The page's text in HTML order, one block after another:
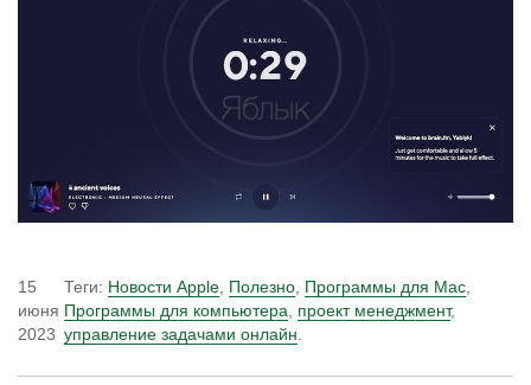
15
июня
2023
Теги: Новости Apple, Полезно, Программы для Mac,
Программы для компьютера, проект менеджмент,
управление задачами онлайн.